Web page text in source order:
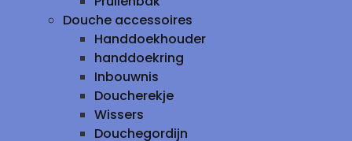
Douche accessoires
Handdoekhouder
handdoekring
Inbouwnis
Doucherekje
Wissers
Douchegordijn